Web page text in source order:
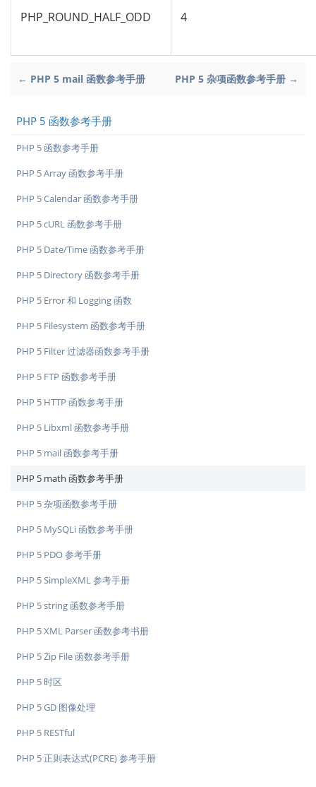
PHP_ROUND_HALF_ODD 4
← PHP 5 mail 函数参考手册 PHP 5 杂项函数参考手册 →
PHP 5 函数参考手册
PHP 5 函数参考手册
PHP 5 Array 函数参考手册
PHP 5 Calendar 函数参考手册
PHP 5 cURL 函数参考手册
PHP 5 Date/Time 函数参考手册
PHP 5 Directory 函数参考手册
PHP 5 Error 和 Logging 函数
PHP 5 Filesystem 函数参考手册
PHP 5 Filter 过滤器函数参考手册
PHP 5 FTP 函数参考手册
PHP 5 HTTP 函数参考手册
PHP 5 Libxml 函数参考手册
PHP 5 mail 函数参考手册
PHP 5 math 函数参考手册
PHP 5 杂项函数参考手册
PHP 5 MySQLi 函数参考手册
PHP 5 PDO 参考手册
PHP 5 SimpleXML 参考手册
PHP 5 string 函数参考手册
PHP 5 XML Parser 函数参考书册
PHP 5 Zip File 函数参考手册
PHP 5 时区
PHP 5 GD 图像处理
PHP 5 RESTful
PHP 5 正则表达式(PCRE) 参考手册